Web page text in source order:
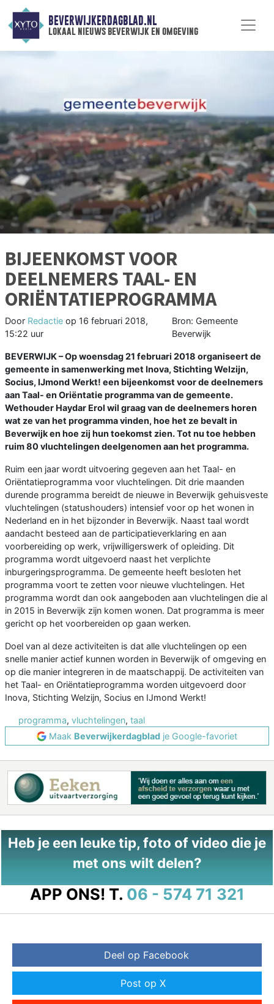
BEVERWIJKERDAGBLAD.NL
lokaal nieuws beverwijk en omgeving
BIJEENKOMST VOOR
DEELNEMERS TAAL- EN
ORIËNTATIEPROGRAMMA
Door Redactie op 16 februari 2018,
15:22 uur
Bron: Gemeente
Beverwijk
BEVERWIJK – Op woensdag 21 februari 2018 organiseert de
gemeente in samenwerkingmet Inova, Stichting Welzijn,
Socius, IJmond Werkt! een bijeenkomst voor de deelnemers
aan Taal- en Oriëntatie programma van de gemeente.
Wethouder Haydar Erol wil graag van de deelnemers horen
wat ze van het programma vinden, hoe het ze bevalt in
Beverwijk en hoe zij hun toekomst zien. Tot nu toe hebben
ruim 80 vluchtelingen deelgenomen aan het programma.
Ruim een jaar wordt uitvoering gegeven aan het Taal- en
Oriëntatieprogramma voor vluchtelingen. Dit drie maanden
durende programma bereidt de nieuwe in Beverwijk gehuisveste
vluchtelingen (statushouders) intensief voor op het wonen in
Nederland en in het bijzonder in Beverwijk. Naast taal wordt
aandacht besteed aan de participatieverklaring en aan
voorbereiding op werk, vrijwilligerswerk of opleiding. Dit
programma wordt uitgevoerd naast het verplichte
inburgeringsprogramma. De gemeente heeft besloten het
programma voort te zetten voor nieuwe vluchtelingen. Het
programma wordt dan ook aangeboden aan vluchtelingen die al
in 2015 in Beverwijk zijn komen wonen. Dat programma is meer
gericht op het voorbereiden op gaan werken.
Doel van al deze activiteiten is dat alle vluchtelingen op een
snelle manier actief kunnen worden in Beverwijk of omgeving en
op die manier integreren in de maatschappij. De activiteiten van
het Taal- en Oriëntatieprogramma worden uitgevoerd door
Inova, Stichting Welzijn, Socius en IJmond Werkt!
programma, vluchtelingen, taal
Maak Beverwijkerdagblad je Google-favoriet
Heb je een leuke tip, foto of video die je
met ons wilt delen?
APP ONS! T. 06 - 574 71 321
Deel op Facebook
Post op X